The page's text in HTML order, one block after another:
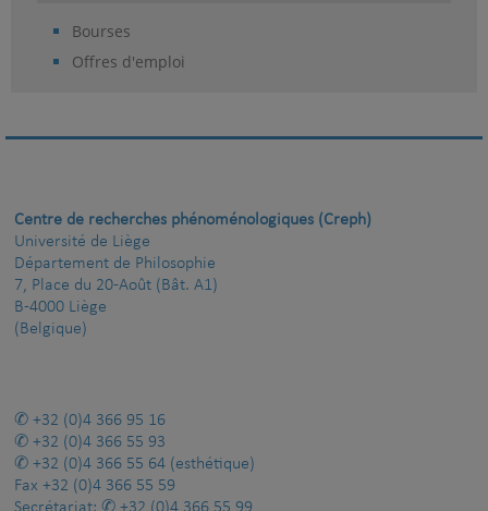
Bourses
Offres d'emploi
Centre de recherches phénoménologiques (Creph)
Université de Liège
Département de Philosophie
7, Place du 20-Août (Bât. A1)
B-4000 Liège
(Belgique)
+32 (0)4 366 95 16
+32 (0)4 366 55 93
+32 (0)4 366 55 64 (esthétique)
Fax +32 (0)4 366 55 59